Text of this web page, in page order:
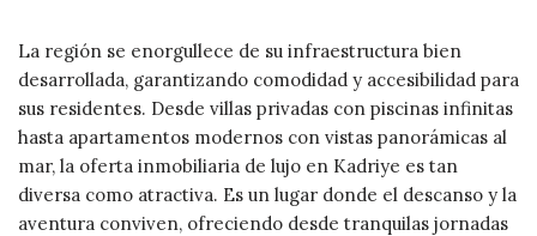
La región se enorgullece de su infraestructura bien
desarrollada, garantizando comodidad y accesibilidad para
sus residentes. Desde villas privadas con piscinas infinitas
hasta apartamentos modernos con vistas panorámicas al
mar, la oferta inmobiliaria de lujo en Kadriye es tan
diversa como atractiva. Es un lugar donde el descanso y la
aventura conviven, ofreciendo desde tranquilas jornadas